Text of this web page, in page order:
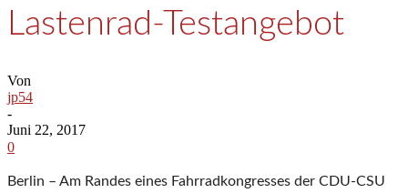
Lastenrad-Testangebot
Von
jp54
-
Juni 22, 2017
0
Berlin – Am Randes eines Fahrradkongresses der CDU-CSU